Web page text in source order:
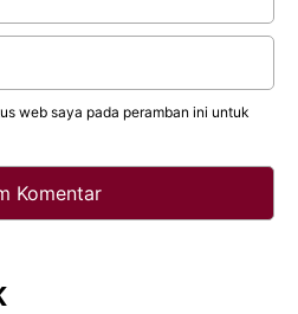
web saya pada peramban ini untuk